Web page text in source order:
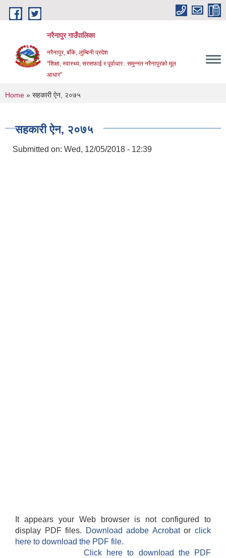
Skip to main content
नरैनापुर गाउँपालिका
नरैनापुर, बाँके, लुम्बिनी प्रदेश
"शिक्षा, स्वास्थ्य, सरसफाई र पूर्वाधार : समुन्नत नरैनापुरको मूल
आधार"
You are here
Home » सहकारी ऐन, २०७५
सहकारी ऐन, २०७५
Submitted on: Wed, 12/05/2018 - 12:39
It appears your Web browser is not configured to
display PDF files.
Download adobe Acrobatorclick
here to download the PDF file.
Click here to download the PDF